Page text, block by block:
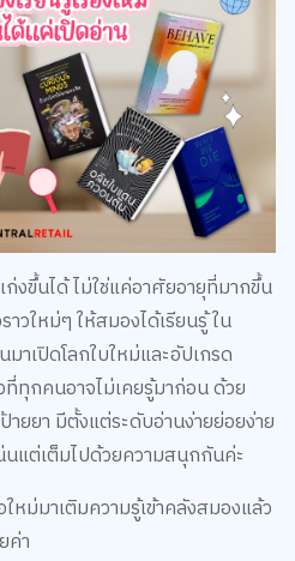
งขึ้นได้ ไม่ใช่แค่อาศัยอายุที่มากขึ้น
าวใหม่ๆ ให้สมองได้เรียนรู้ ใน
าเปิดโลกใบใหม่และอัปเกรด
ที่ทุกคนอาจไม่เคยรู้มาก่อน ด้วย
ายยา มีตั้งแต่ระดับอ่านง่ายย่อยง่าย
แต่เต็มไปด้วยความสนุกกันค่ะ
ม่มาเติมความรู้เข้าคลังสมองแล้ว
ค่า